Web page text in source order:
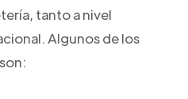
tanto a nivel
Algunos de los